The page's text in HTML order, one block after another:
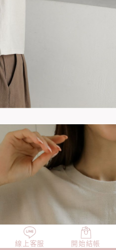
線上客服 開始結帳
TOP100 小編穿搭